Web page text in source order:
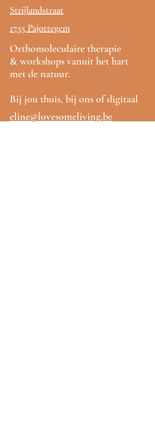
Strijlandstraat
1755 Pajottegem
Orthomoleculaire therapie
& workshops vanuit het hart
met de natuur.
Bij jou thuis, bij ons of digitaal
eline@lovesomeliving.be